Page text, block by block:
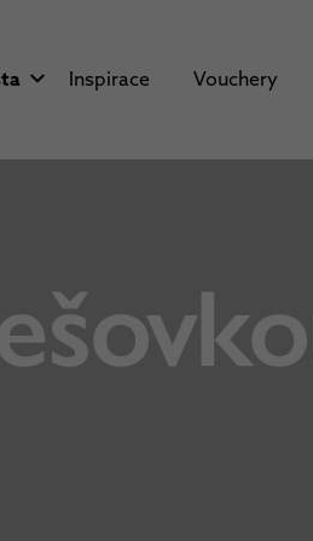
Inspirace Vouchery